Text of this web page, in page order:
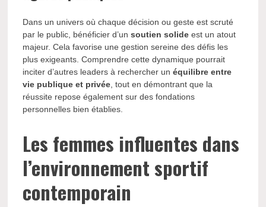
Dans un univers où chaque décision ou geste est scruté
par le public, bénéficier d’unsoutien solide est un atout
majeur. Cela favorise une gestion sereine des défis les
plus exigeants. Comprendre cette dynamique pourrait
inciter d’autres leaders à rechercher unéquilibre entre
vie publique et privée , tout en démontrant que la
réussite repose également sur des fondations
personnelles bien établies.
Les femmes influentes dans
l’environnement sportif
contemporain